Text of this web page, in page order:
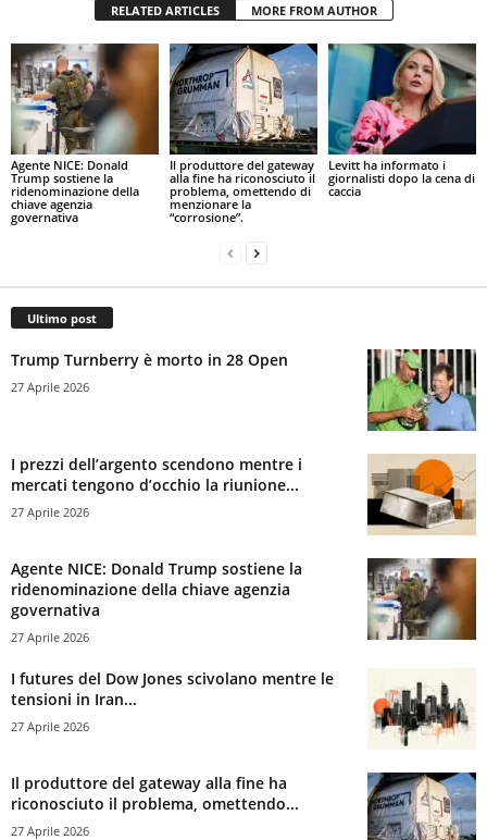
RELATED ARTICLES MORE FROM AUTHOR
Agente NICE: Donald
Trump sostiene la
ridenominazione della
chiave agenzia
governativa
Il produttore del gateway
alla fine ha riconosciuto il
problema, omettendo di
menzionare la
“corrosione”.
Levitt ha informato i
giornalisti dopo la cena di
caccia
Ultimo post
Trump Turnberry è morto in 28 Open
27 Aprile 2026
I prezzi dell’argento scendono mentre i
mercati tengono d’occhio la riunione...
27 Aprile 2026
Agente NICE: Donald Trump sostiene la
ridenominazione della chiave agenzia
governativa
27 Aprile 2026
I futures del Dow Jones scivolano mentre le
tensioni in Iran...
27 Aprile 2026
Il produttore del gateway alla fine ha
riconosciuto il problema, omettendo...
27 Aprile 2026